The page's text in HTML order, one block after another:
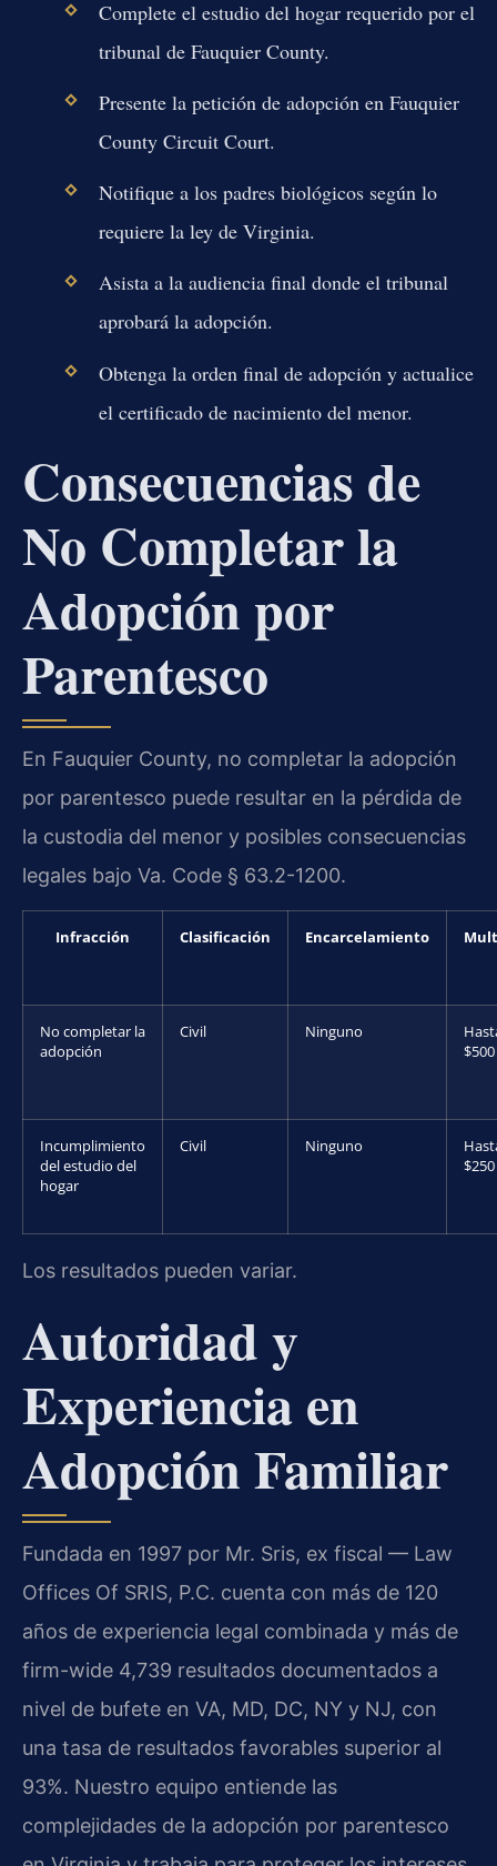
Complete el estudio del hogar requerido por el
tribunal de Fauquier County.
Presente la petición de adopción en Fauquier
County Circuit Court.
Notifique a los padres biológicos según lo
requiere la ley de Virginia.
Asista a la audiencia final donde el tribunal
aprobará la adopción.
Obtenga la orden final de adopción y actualice
el certificado de nacimiento del menor.
Consecuencias de
No Completar la
Adopción por
Parentesco
En Fauquier County, no completar la adopción
por parentesco puede resultar en la pérdida de
la custodia del menor y posibles consecuencias
legales bajo Va. Code § 63.2-1200.
Infracción Clasificación Encarcelamiento
No completar la
adopción
Civil Ninguno
$500
Incumplimiento
del estudio del
hogar
Civil Ninguno
$250
Los resultados pueden variar.
Autoridad y
Experiencia en
Adopción Familiar
Fundada en 1997 por Mr. Sris, ex fiscal — Law
Offices Of SRIS, P.C. cuenta con más de 120
años de experiencia legal combinada y más de
firm-wide 4,739 resultados documentados a
nivel de bufete en VA, MD, DC, NY y NJ, con
una tasa de resultados favorables superior al
93%. Nuestro equipo entiende las
complejidades de la adopción por parentesco